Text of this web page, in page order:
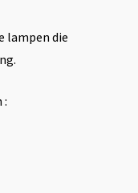
lampen die
: